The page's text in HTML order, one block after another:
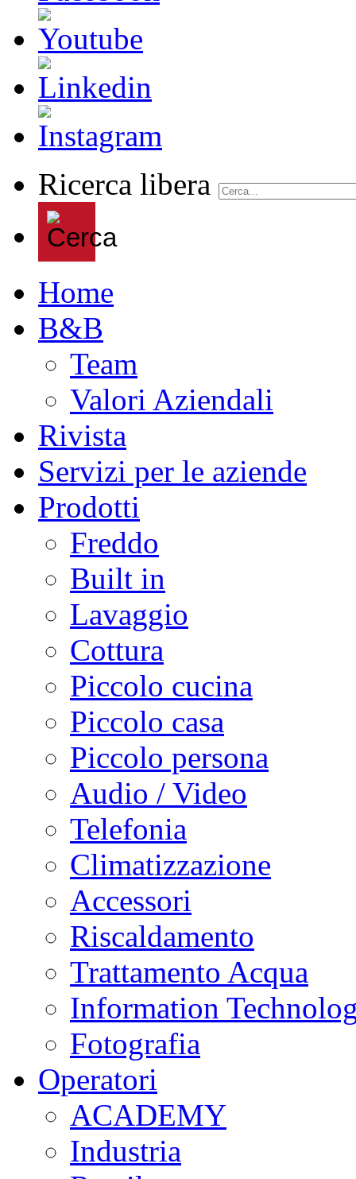
Ricerca libera
Home
B&B
Team
Valori Aziendali
Rivista
Servizi per le aziende
Prodotti
Freddo
Built in
Lavaggio
Cottura
Piccolo cucina
Piccolo casa
Piccolo persona
Audio / Video
Telefonia
Climatizzazione
Accessori
Riscaldamento
Trattamento Acqua
Information
Fotografia
Operatori
ACADEMY
Industria